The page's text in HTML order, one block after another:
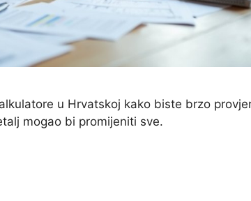
u Hrvatskoj kako biste brzo
mogao bi promijeniti sve.